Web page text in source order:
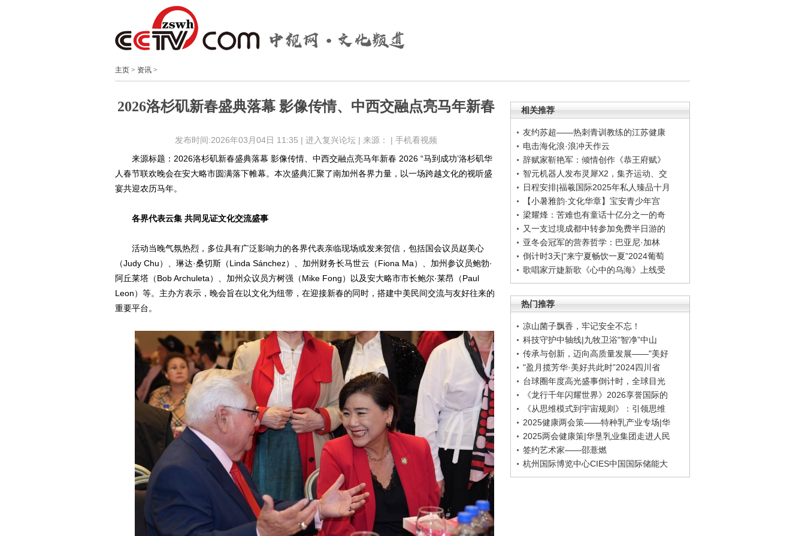
主页 > 资讯 >
2026洛杉矶新春盛典落幕 影像传情、中西交融点亮马年新春
发布时间:2026年03月04日 11:35 | 进入复兴论坛| 来源： | 手机看视频
相关推荐
友约苏超——热刺青训教练的江苏健康
电击海化浪·浪冲天作云
辞赋家靳艳军：倾情创作《恭王府赋》
智元机器人发布灵犀X2，集齐运动、交
日程安排|福羲国际2025年私人臻品十月
【小暑雅韵·文化华章】宝安青少年宫
梁耀烽：苦难也有童话十亿分之一的奇
又一支过境成都中转参加免费半日游的
亚冬会冠军的营养哲学：巴亚尼·加林
倒计时3天|"来宁夏畅饮一夏”2024葡萄
歌唱家亓婕新歌《心中的乌海》上线受
热门推荐
凉山菌子飘香，牢记安全不忘！
科技守护中轴线|九牧卫浴"智净”中山
传承与创新，迈向高质量发展——"美好
"盈月揽芳华·美好共此时”2024四川省
台球圈年度高光盛事倒计时，全球目光
《龙行千年闪耀世界》2026享誉国际的
《从思维模式到宇宙规则》：引领思维
2025健康两会策——特种乳产业专场|华
2025两会健康策|华垦乳业集团走进人民
签约艺术家——邵薏燃
杭州国际博览中心CIES中国国际储能大
来源标题：2026洛杉矶新春盛典落幕 影像传情、中西交融点亮马年新春 2026 “马到成功’洛杉矶华
人春节联欢晚会在安大略市圆满落下帷幕。本次盛典汇聚了南加州各界力量，以一场跨越文化的视听盛
宴共迎农历马年。
各界代表云集 共同见证文化交流盛事
活动当晚气氛热烈，多位具有广泛影响力的各界代表亲临现场或发来贺信，包括国会议员赵美心
（Judy Chu）、琳达·桑切斯（Linda Sánchez）、加州财务长马世云（Fiona Ma）、加州参议员鲍勃·
阿丘莱塔（Bob Archuleta）、加州众议员方树强（Mike Fong）以及安大略市市长鲍尔·莱昂（Paul
Leon）等。主办方表示，晚会旨在以文化为纽带，在迎接新春的同时，搭建中美民间交流与友好往来的
重要平台。